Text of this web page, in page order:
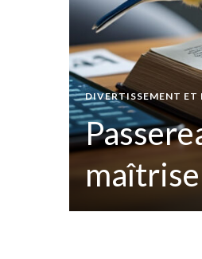
DIVERTISSEMENT ET